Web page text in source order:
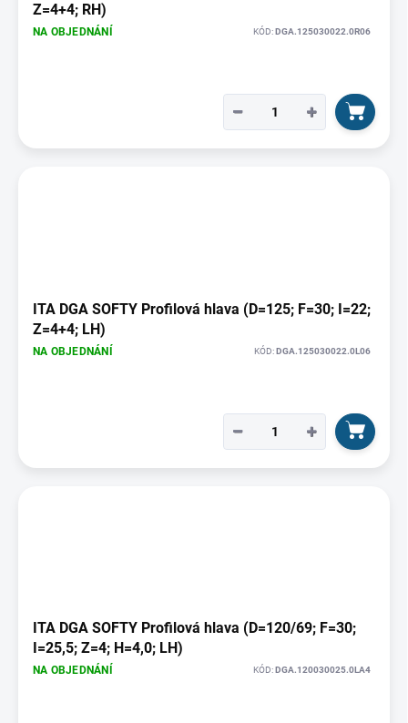
Z=4+4; RH)
NA OBJEDNÁNÍ KÓD: DGA.125030022.0R06
+
−
ITA DGA SOFTY Profilová hlava (D=125; F=30; I=22;
Z=4+4; LH)
NA OBJEDNÁNÍ KÓD:DGA.125030022.0L06
+
−
ITA DGA SOFTY Profilová hlava (D=120/69; F=30;
I=25,5; Z=4; H=4,0; LH)
NA OBJEDNÁNÍ KÓD:DGA.120030025.0LA4